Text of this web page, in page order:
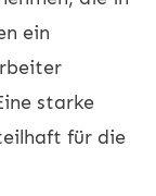
ein
starke
für die